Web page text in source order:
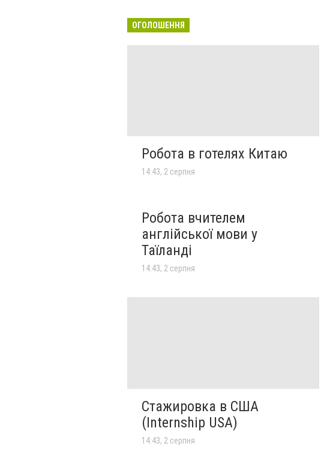
ОГОЛОШЕННЯ
Робота в готелях Китаю
14:43, 2 серпня
Робота вчителем
англійської мови у
Таїланді
14:43, 2 серпня
Стажировка в США
(Internship USA)
14:43, 2 серпня